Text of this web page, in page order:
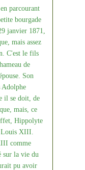
parcourant
bourgade
janvier 1871,
mais assez
C'est le fils
de
Son
Adolphe
il se doit, de
mais, ce
Hippolyte
XIII.
comme
sur la vie du
pu avoir